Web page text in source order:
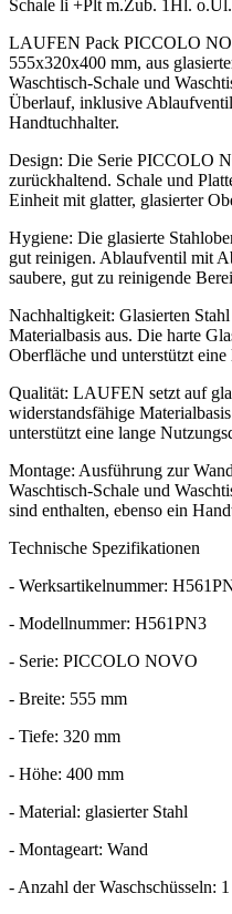
Schale li +Plt m.Zub. 1Hl.
LAUFEN Pack PICCOLO
555x320x400 mm, aus
Waschtisch-Schale und
Überlauf, inklusive
Handtuchhalter.
Design: Die Serie PICCOLO
zurückhaltend. Schale und
Einheit mit glatter, glasierter
Hygiene: Die glasierte
gut reinigen. Ablaufventil mit
saubere, gut zu reinigende
Nachhaltigkeit: Glasierten
Materialbasis aus. Die harte
Oberfläche und unterstützt eine
Qualität: LAUFEN setzt auf
widerstandsfähige
unterstützt eine lange
Montage: Ausführung zur
Waschtisch-Schale und
sind enthalten, ebenso ein
Technische Spezifikationen
- Werksartikelnummer:
- Modellnummer: H561PN3
- Serie: PICCOLO NOVO
- Breite: 555 mm
- Tiefe: 320 mm
- Höhe: 400 mm
- Material: glasierter Stahl
- Montageart: Wand
- Anzahl der Waschschüsseln: 1